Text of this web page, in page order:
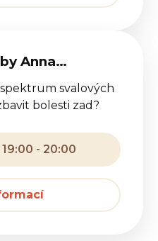
Anna…
svalových
bolesti zad?
- 20:00